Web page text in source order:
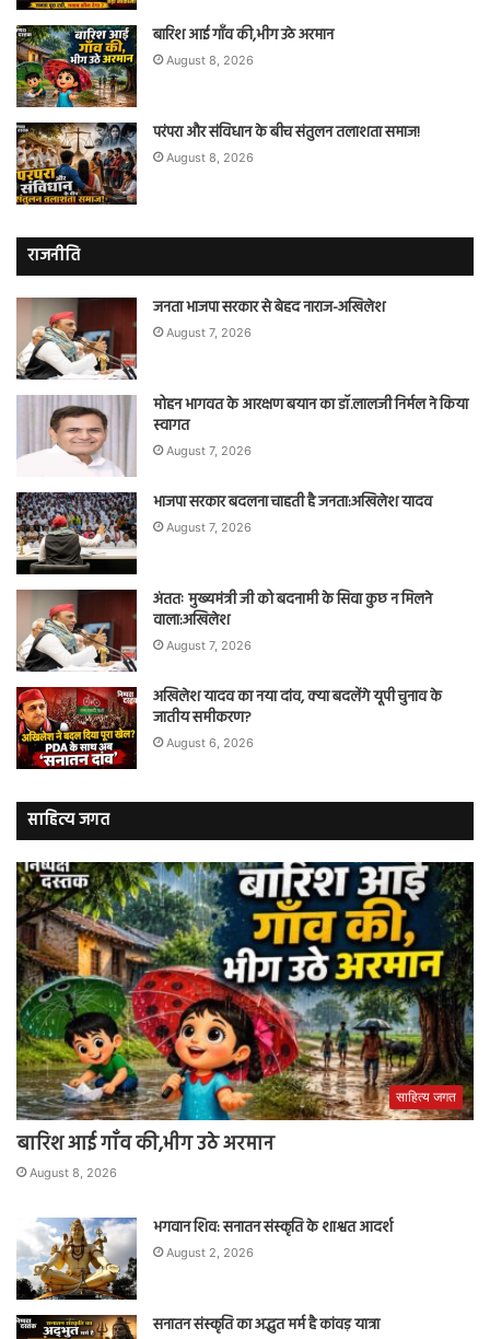
बारिश आई गाँव की,भीग उठे अरमान
August 8, 2026
परंपरा और संविधान के बीच संतुलन तलाशता समाज!
August 8, 2026
राजनीति
जनता भाजपा सरकार से बेहद नाराज-अखिलेश
August 7, 2026
मोहन भागवत के आरक्षण बयान का डॉ.लालजी निर्मल ने किया
स्वागत
August 7, 2026
भाजपा सरकार बदलना चाहती है जनता:अखिलेश यादव
August 7, 2026
अंततः मुख्यमंत्री जी को बदनामी के सिवा कुछ न मिलने
वाला:अखिलेश
August 7, 2026
अखिलेश यादव का नया दांव, क्या बदलेंगे यूपी चुनाव के
जातीय समीकरण?
August 6, 2026
साहित्य जगत
साहित्य जगत
बारिश आई गाँव की,भीग उठे अरमान
August 8, 2026
भगवान शिव: सनातन संस्कृति के शाश्वत आदर्श
August 2, 2026
सनातन संस्कृति का अद्भुत मर्म है कांवड़ यात्रा